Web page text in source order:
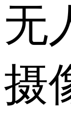
无
摄